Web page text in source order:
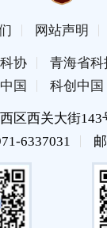
网站声明
协 青海省科
国
科创中国
区西关大街143
6337031